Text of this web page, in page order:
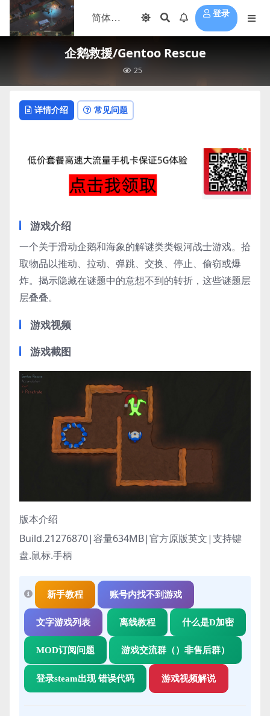
登录
企鹅救援/Gentoo Rescue
25
详情介绍 常见问题
游戏介绍
一个关于滑动企鹅和海象的解谜类类银河战士游戏。拾
取物品以推动、拉动、弹跳、交换、停止、偷窃或爆
炸。揭示隐藏在谜题中的意想不到的转折，这些谜题层
层叠叠。
游戏视频
游戏截图
版本介绍
Build.21276870|容量634MB|官方原版英文|支持键
盘.鼠标.手柄
新手教程 账号内找不到游戏
文字游戏列表 离线教程 什么是D加密
MOD订阅问题 游戏交流群（）非售后群）
登录steam出现 错误代码 游戏视频解说